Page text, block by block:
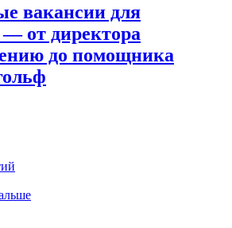
вакансии для
от директора
до помощника